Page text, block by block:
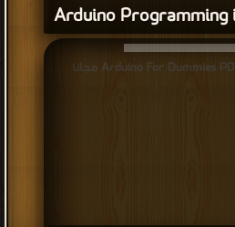
Arduino Programming